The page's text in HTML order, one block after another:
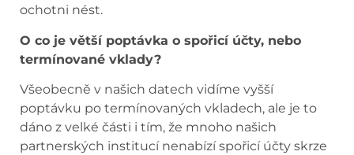
ochotni nést.
O co je větší poptávka o spořicí účty, nebo
termínované vklady?
Všeobecně v našich datech vidíme vyšší
poptávku po termínovaných vkladech, ale je to
dáno z velké části i tím, že mnoho našich
partnerských institucí nenabízí spořicí účty skrze